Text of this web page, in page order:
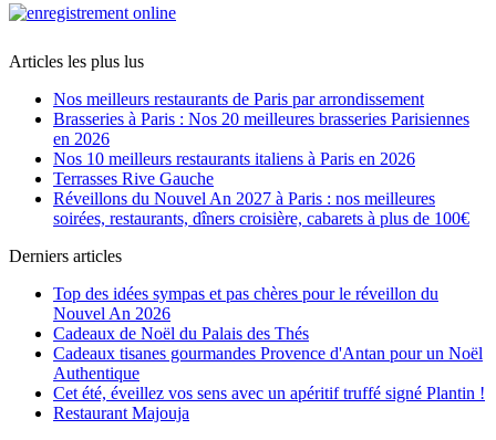
Articles les plus lus
Nos meilleurs restaurants de Paris par arrondissement
Brasseries à Paris : Nos 20 meilleures brasseries Parisiennes
en 2026
Nos 10 meilleurs restaurants italiens à Paris en 2026
Terrasses Rive Gauche
Réveillons du Nouvel An 2027 à Paris : nos meilleures
soirées, restaurants, dîners croisière, cabarets à plus de 100€
Derniers articles
Top des idées sympas et pas chères pour le réveillon du
Nouvel An 2026
Cadeaux de Noël du Palais des Thés
Cadeaux tisanes gourmandes Provence d'Antan pour un Noël
Authentique
Cet été, éveillez vos sens avec un apéritif truffé signé Plantin !
Restaurant Majouja